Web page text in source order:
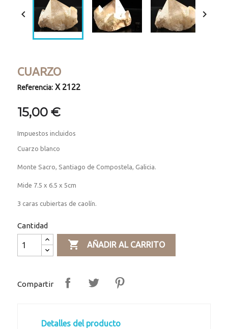
 
CUARZO
Referencia: X 2122
15,00 €
Impuestos incluidos
Cuarzo blanco
Monte Sacro, Santiago de Compostela, Galicia.
Mide 7.5 x 6.5 x 5cm
3 caras cubiertas de caolín.
Cantidad
 AÑADIR AL CARRITO
Compartir
Detalles del producto